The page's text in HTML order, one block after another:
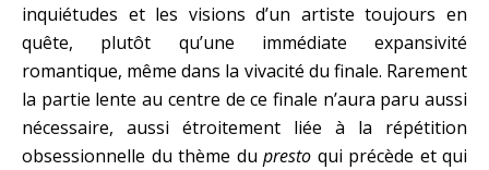
inquiétudes et les visions d’un artiste toujours en
quête, plutôt qu’une immédiate expansivité
romantique, même dans la vivacité du finale. Rarement
la partie lente au centre de ce finale n’aura paru aussi
nécessaire, aussi étroitement liée à la répétition
obsessionnelle du thème du presto qui précède et qui